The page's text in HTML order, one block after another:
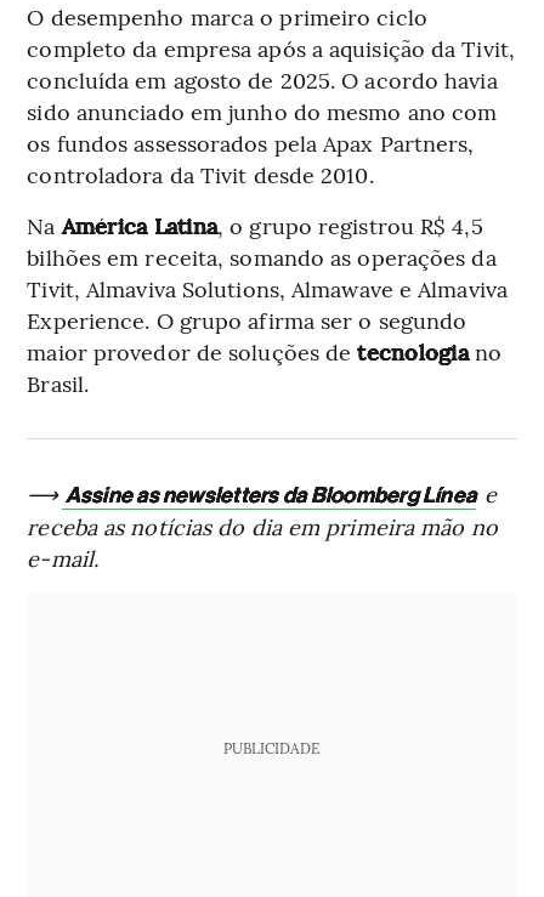
O desempenho marca o primeiro ciclo
completo da empresa após a aquisição da Tivit,
concluída em agosto de 2025. O acordo havia
sido anunciado em junho do mesmo ano com
os fundos assessorados pela Apax Partners,
controladora da Tivit desde 2010.
NaAmérica Latina, o grupo registrou R$ 4,5
bilhões em receita, somando as operações da
Tivit, Almaviva Solutions, Almawave e Almaviva
Experience. O grupo afirma ser o segundo
maior provedor de soluções detecnologiano
Brasil.
⟶ Assine as newsletters da Bloomberg Línea e
receba as notícias do dia em primeira mão no
e-mail.
PUBLICIDADE